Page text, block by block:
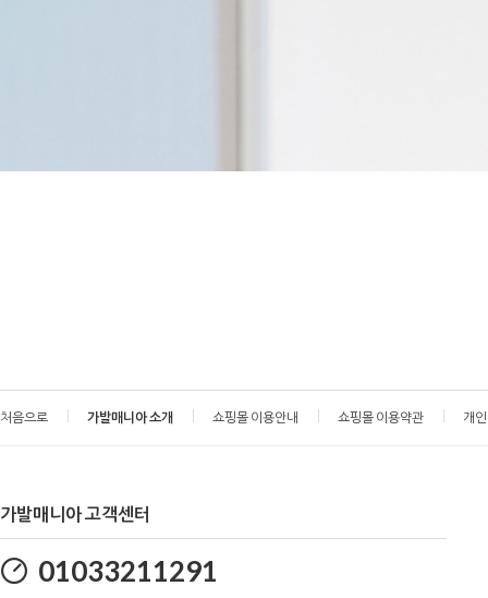
처음으로 가발매니아 소개 쇼핑몰 이용안내 쇼핑몰 이용약관 개
가발매니아 고객센터
01033211291